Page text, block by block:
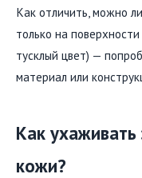
Как отличить, можно
только на
тусклый цвет) —
материал или
Как
кожи?